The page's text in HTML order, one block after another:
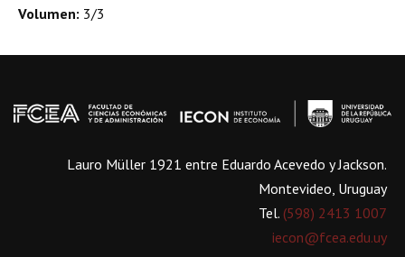
Volumen: 3/3
Lauro Müller 1921 entre Eduardo Acevedo y Jackson.
Montevideo, Uruguay
Tel. (598) 2413 1007
iecon@fcea.edu.uy